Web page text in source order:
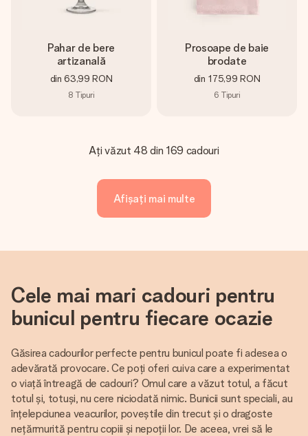
Pahar de bere
artizanală
din 63,99 RON
8 Tipuri
Prosoape de baie
brodate
din 175,99 RON
6 Tipuri
Ați văzut 48 din 169 cadouri
Afișați mai multe
Cele mai mari cadouri pentru
bunicul pentru fiecare ocazie
Găsirea cadourilor perfecte pentru bunicul poate fi adesea o
adevărată provocare. Ce poți oferi cuiva care a experimentat
o viață întreagă de cadouri? Omul care a văzut totul, a făcut
totul și, totuși, nu cere niciodată nimic. Bunicii sunt speciali, au
înțelepciunea veacurilor, poveștile din trecut și o dragoste
nețărmurită pentru copiii și nepoții lor. De aceea, vrei să le